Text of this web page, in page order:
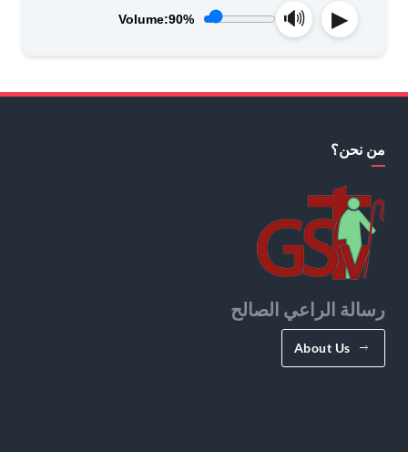
Volume:90%
من نحن؟
رسالة الراعي الصالح
About Us